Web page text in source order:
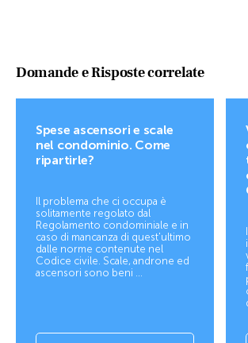
Domande e Risposte correlate
Spese ascensori e scale
nel condominio. Come
ripartirle?
Il problema che ci occupa è
solitamente regolato dal
Regolamento condominiale e in
caso di mancanza di quest'ultimo
dalle norme contenute nel
Codice civile. Scale, androne ed
ascensori sono beni ...